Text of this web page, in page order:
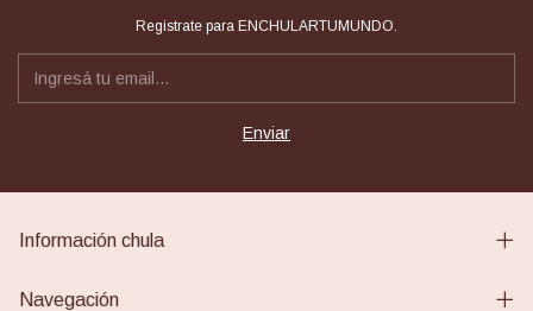
Registrate para ENCHULARTUMUNDO.
Información chula
Navegación